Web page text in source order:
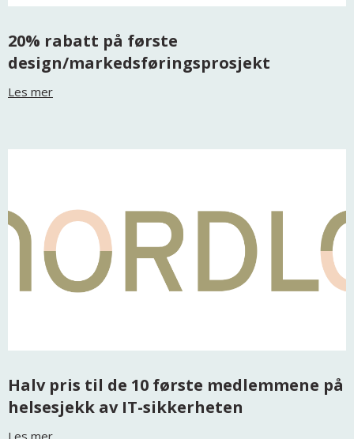
20% rabatt på første
design/markedsføringsprosjekt
Les mer
Halv pris til de 10 første medlemmene på
helsesjekk av IT-sikkerheten